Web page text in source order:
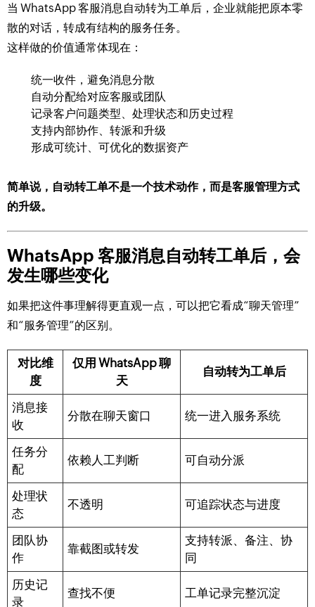
当 WhatsApp 客服消息自动转为工单后，企业就能把原本零
散的对话，转成有结构的服务任务。
这样做的价值通常体现在：
统一收件，避免消息分散
自动分配给对应客服或团队
记录客户问题类型、处理状态和历史过程
支持内部协作、转派和升级
形成可统计、可优化的数据资产
简单说，自动转工单不是一个技术动作，而是客服管理方式
的升级。
WhatsApp 客服消息自动转工单后，会
发生哪些变化
如果把这件事理解得更直观一点，可以把它看成“聊天管理”
和“服务管理”的区别。
对比维
度
仅用 WhatsApp 聊
天
自动转为工单后
消息接
收
分散在聊天窗口 统一进入服务系统
任务分
配
依赖人工判断 可自动分派
处理状
态
不透明 可追踪状态与进度
团队协
作
靠截图或转发
支持转派、备注、协
同
历史记
录
查找不便 工单记录完整沉淀